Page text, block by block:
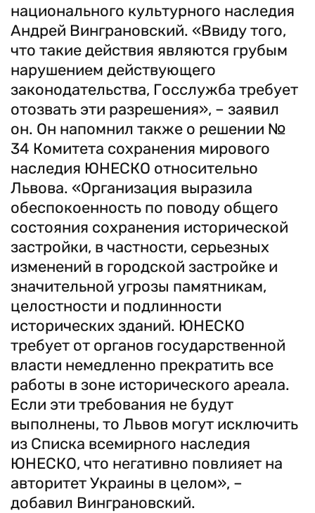
национального культурного наследия
Андрей Винграновский. «Ввиду того,
что такие действия являются грубым
нарушением действующего
законодательства, Госслужба требует
отозвать эти разрешения», – заявил
он. Он напомнил также о решении №
34 Комитета сохранения мирового
наследия ЮНЕСКО относительно
Львова. «Организация выразила
обеспокоенность по поводу общего
состояния сохранения исторической
застройки, в частности, серьезных
изменений в городской застройке и
значительной угрозы памятникам,
целостности и подлинности
исторических зданий. ЮНЕСКО
требует от органов государственной
власти немедленно прекратить все
работы в зоне исторического ареала.
Если эти требования не будут
выполнены, то Львов могут исключить
из Списка всемирного наследия
ЮНЕСКО, что негативно повлияет на
авторитет Украины в целом», –
добавил Винграновский.